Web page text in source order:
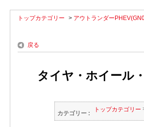
トップカテゴリー > アウトランダー
戻る
タイヤ・ホイール
カテゴリー :
トップカテゴリー